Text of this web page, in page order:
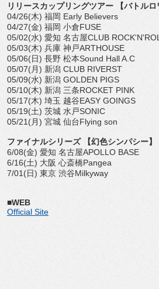
リリースカップリングツアー 【バトルロ
04/26(木) 福岡 Early Believers
04/27(金) 福岡 小倉FUSE
05/02(水) 愛知 名古屋CLUB
05/03(木) 兵庫 神戸ARTHOUSE
05/06(日) 長野 松本Sound Hall A.C
05/07(月) 新潟 CLUB RIVERST
05/09(水) 新潟 GOLDEN PIGS
05/10(木) 新潟 三条ROCKET PINK
05/17(木) 埼玉 越谷EASY GOINGS
05/19(土) 茨城 水戸SONIC
05/21(月) 宮城 仙台Flying son
ファイナルシリーズ 【幻色シンパシー】
6/08(金) 愛知 名古屋APOLLO BASE
6/16(土) 大阪 心斎橋Pangea
7/01(日) 東京 渋谷Milkyway
■WEB
Official Site